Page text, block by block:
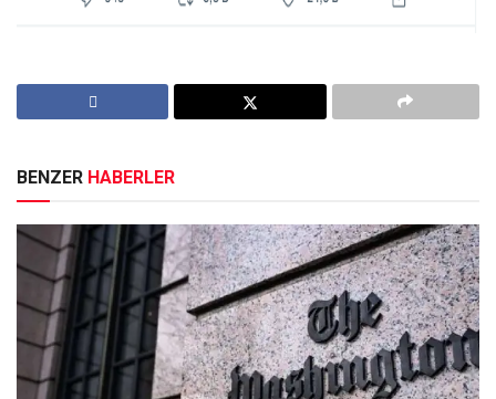
BENZER HABERLER